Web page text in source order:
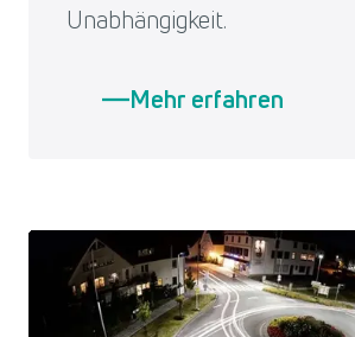
Unabhängigkeit.
Mehr erfahren